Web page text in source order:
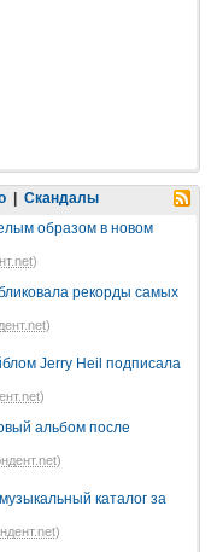
| Скандалы
образом в новом
)
рекорды самых
)
Jerry Heil подписала
)
альбом после
)
каталог за
)